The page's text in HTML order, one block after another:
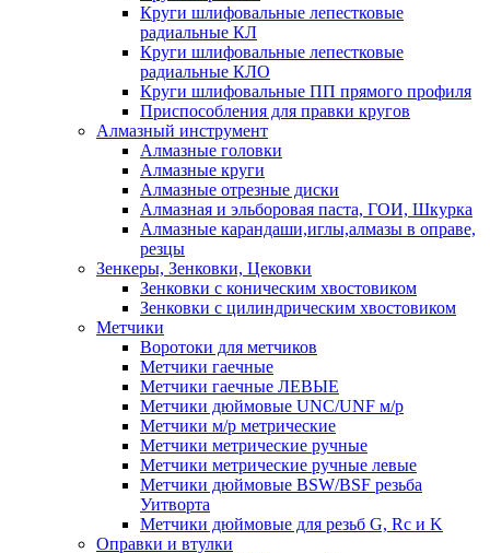
Круги шлифовальные лепестковые
радиальные КЛ
Круги шлифовальные лепестковые
радиальные КЛО
Круги шлифовальные ПП прямого профиля
Приспособления для правки кругов
Алмазный инструмент
Алмазные головки
Алмазные круги
Алмазные отрезные диски
Алмазная и эльборовая паста, ГОИ, Шкурка
Алмазные карандаши,иглы,алмазы в оправе,
резцы
Зенкеры, Зенковки, Цековки
Зенковки с коническим хвостовиком
Зенковки с цилиндрическим хвостовиком
Метчики
Воротоки для метчиков
Метчики гаечные
Метчики гаечные ЛЕВЫЕ
Метчики дюймовые UNC/UNF м/р
Метчики м/р метрические
Метчики метрические ручные
Метчики метрические ручные левые
Метчики дюймовые BSW/BSF резьба
Уитворта
Метчики дюймовые для резьб G, Rc и K
Оправки и втулки